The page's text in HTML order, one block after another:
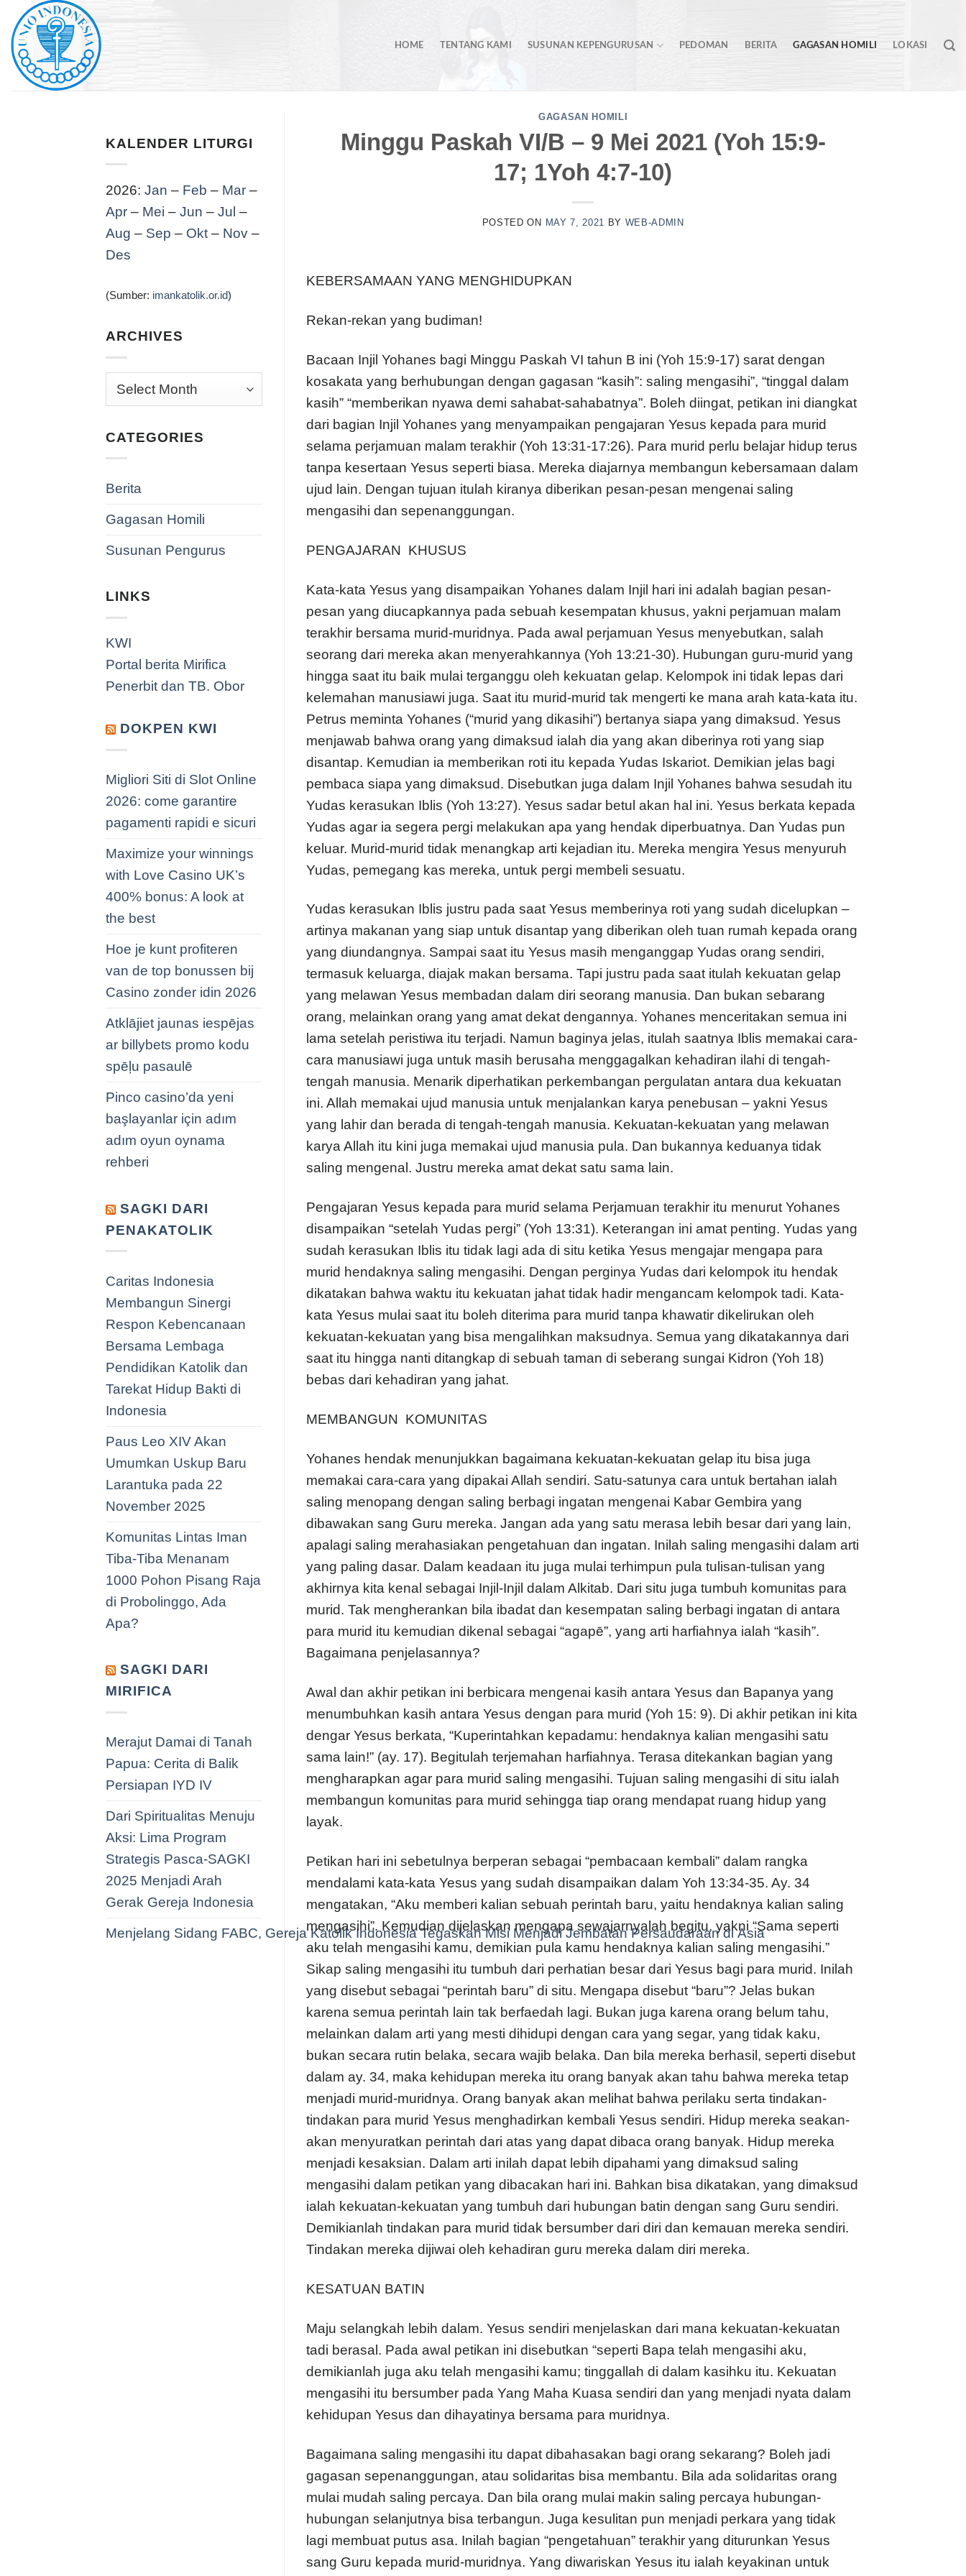
Skip
content
HOME TENTANG KAMI SUSUNAN KEPENGURUSAN PEDOMAN BERITA GAGASAN HOMILI LOKASI
KALENDER LITURGI
2026: Jan – Feb – Mar –
Apr – Mei – Jun – Jul –
Aug – Sep – Okt – Nov –
Des
(Sumber: imankatolik.or.id)
ARCHIVES
Archives
CATEGORIES
Berita
Gagasan Homili
Susunan Pengurus
LINKS
KWI
Portal berita Mirifica
Penerbit dan TB. Obor
DOKPEN KWI
Migliori Siti di Slot Online
2026: come garantire
pagamenti rapidi e sicuri
Maximize your winnings
with Love Casino UK’s
400% bonus: A look at
the best
Hoe je kunt profiteren
van de top bonussen bij
Casino zonder idin 2026
Atklājiet jaunas iespējas
ar billybets promo kodu
spēļu pasaulē
Pinco casino’da yeni
başlayanlar için adım
adım oyun oynama
rehberi
SAGKI DARI
PENAKATOLIK
Caritas Indonesia
Membangun Sinergi
Respon Kebencanaan
Bersama Lembaga
Pendidikan Katolik dan
Tarekat Hidup Bakti di
Indonesia
Paus Leo XIV Akan
Umumkan Uskup Baru
Larantuka pada 22
November 2025
Komunitas Lintas Iman
Tiba-Tiba Menanam
1000 Pohon Pisang Raja
di Probolinggo, Ada
Apa?
SAGKI DARI
MIRIFICA
Merajut Damai di Tanah
Papua: Cerita di Balik
Persiapan IYD IV
Dari Spiritualitas Menuju
Aksi: Lima Program
Strategis Pasca-SAGKI
2025 Menjadi Arah
Gerak Gereja Indonesia
Menjelang Sidang FABC, Gereja Katolik Indonesia Tegaskan Misi Menjadi Jembatan Persaudaraan di Asia
GAGASAN HOMILI
Minggu Paskah VI/B – 9 Mei 2021 (Yoh 15:9-
17; 1Yoh 4:7-10)
POSTED ON MAY 7, 2021 BY WEB-ADMIN
KEBERSAMAAN YANG MENGHIDUPKAN
Rekan-rekan yang budiman!
Bacaan Injil Yohanes bagi Minggu Paskah VI tahun B ini (Yoh 15:9-17) sarat dengan
kosakata yang berhubungan dengan gagasan “kasih”: saling mengasihi”, “tinggal dalam
kasih” “memberikan nyawa demi sahabat-sahabatnya”. Boleh diingat, petikan ini diangkat
dari bagian Injil Yohanes yang menyampaikan pengajaran Yesus kepada para murid
selama perjamuan malam terakhir (Yoh 13:31-17:26). Para murid perlu belajar hidup terus
tanpa kesertaan Yesus seperti biasa. Mereka diajarnya membangun kebersamaan dalam
ujud lain. Dengan tujuan itulah kiranya diberikan pesan-pesan mengenai saling
mengasihi dan sepenanggungan.
PENGAJARAN KHUSUS
Kata-kata Yesus yang disampaikan Yohanes dalam Injil hari ini adalah bagian pesan-
pesan yang diucapkannya pada sebuah kesempatan khusus, yakni perjamuan malam
terakhir bersama murid-muridnya. Pada awal perjamuan Yesus menyebutkan, salah
seorang dari mereka akan menyerahkannya (Yoh 13:21-30). Hubungan guru-murid yang
hingga saat itu baik mulai terganggu oleh kekuatan gelap. Kelompok ini tidak lepas dari
kelemahan manusiawi juga. Saat itu murid-murid tak mengerti ke mana arah kata-kata itu.
Petrus meminta Yohanes (“murid yang dikasihi”) bertanya siapa yang dimaksud. Yesus
menjawab bahwa orang yang dimaksud ialah dia yang akan diberinya roti yang siap
disantap. Kemudian ia memberikan roti itu kepada Yudas Iskariot. Demikian jelas bagi
pembaca siapa yang dimaksud. Disebutkan juga dalam Injil Yohanes bahwa sesudah itu
Yudas kerasukan Iblis (Yoh 13:27). Yesus sadar betul akan hal ini. Yesus berkata kepada
Yudas agar ia segera pergi melakukan apa yang hendak diperbuatnya. Dan Yudas pun
keluar. Murid-murid tidak menangkap arti kejadian itu. Mereka mengira Yesus menyuruh
Yudas, pemegang kas mereka, untuk pergi membeli sesuatu.
Yudas kerasukan Iblis justru pada saat Yesus memberinya roti yang sudah dicelupkan –
artinya makanan yang siap untuk disantap yang diberikan oleh tuan rumah kepada orang
yang diundangnya. Sampai saat itu Yesus masih menganggap Yudas orang sendiri,
termasuk keluarga, diajak makan bersama. Tapi justru pada saat itulah kekuatan gelap
yang melawan Yesus membadan dalam diri seorang manusia. Dan bukan sebarang
orang, melainkan orang yang amat dekat dengannya. Yohanes menceritakan semua ini
lama setelah peristiwa itu terjadi. Namun baginya jelas, itulah saatnya Iblis memakai cara-
cara manusiawi juga untuk masih berusaha menggagalkan kehadiran ilahi di tengah-
tengah manusia. Menarik diperhatikan perkembangan pergulatan antara dua kekuatan
ini. Allah memakai ujud manusia untuk menjalankan karya penebusan – yakni Yesus
yang lahir dan berada di tengah-tengah manusia. Kekuatan-kekuatan yang melawan
karya Allah itu kini juga memakai ujud manusia pula. Dan bukannya keduanya tidak
saling mengenal. Justru mereka amat dekat satu sama lain.
Pengajaran Yesus kepada para murid selama Perjamuan terakhir itu menurut Yohanes
disampaikan “setelah Yudas pergi” (Yoh 13:31). Keterangan ini amat penting. Yudas yang
sudah kerasukan Iblis itu tidak lagi ada di situ ketika Yesus mengajar mengapa para
murid hendaknya saling mengasihi. Dengan perginya Yudas dari kelompok itu hendak
dikatakan bahwa waktu itu kekuatan jahat tidak hadir mengancam kelompok tadi. Kata-
kata Yesus mulai saat itu boleh diterima para murid tanpa khawatir dikelirukan oleh
kekuatan-kekuatan yang bisa mengalihkan maksudnya. Semua yang dikatakannya dari
saat itu hingga nanti ditangkap di sebuah taman di seberang sungai Kidron (Yoh 18)
bebas dari kehadiran yang jahat.
MEMBANGUN KOMUNITAS
Yohanes hendak menunjukkan bagaimana kekuatan-kekuatan gelap itu bisa juga
memakai cara-cara yang dipakai Allah sendiri. Satu-satunya cara untuk bertahan ialah
saling menopang dengan saling berbagi ingatan mengenai Kabar Gembira yang
dibawakan sang Guru mereka. Jangan ada yang satu merasa lebih besar dari yang lain,
apalagi saling merahasiakan pengetahuan dan ingatan. Inilah saling mengasihi dalam arti
yang paling dasar. Dalam keadaan itu juga mulai terhimpun pula tulisan-tulisan yang
akhirnya kita kenal sebagai Injil-Injil dalam Alkitab. Dari situ juga tumbuh komunitas para
murid. Tak mengherankan bila ibadat dan kesempatan saling berbagi ingatan di antara
para murid itu kemudian dikenal sebagai “agapē”, yang arti harfiahnya ialah “kasih”.
Bagaimana penjelasannya?
Awal dan akhir petikan ini berbicara mengenai kasih antara Yesus dan Bapanya yang
menumbuhkan kasih antara Yesus dengan para murid (Yoh 15: 9). Di akhir petikan ini kita
dengar Yesus berkata, “Kuperintahkan kepadamu: hendaknya kalian mengasihi satu
sama lain!” (ay. 17). Begitulah terjemahan harfiahnya. Terasa ditekankan bagian yang
mengharapkan agar para murid saling mengasihi. Tujuan saling mengasihi di situ ialah
membangun komunitas para murid sehingga tiap orang mendapat ruang hidup yang
layak.
Petikan hari ini sebetulnya berperan sebagai “pembacaan kembali” dalam rangka
mendalami kata-kata Yesus yang sudah disampaikan dalam Yoh 13:34-35. Ay. 34
mengatakan, “Aku memberi kalian sebuah perintah baru, yaitu hendaknya kalian saling
mengasihi”. Kemudian dijelaskan mengapa sewajarnyalah begitu, yakni “Sama seperti
aku telah mengasihi kamu, demikian pula kamu hendaknya kalian saling mengasihi.”
Sikap saling mengasihi itu tumbuh dari perhatian besar dari Yesus bagi para murid. Inilah
yang disebut sebagai “perintah baru” di situ. Mengapa disebut “baru”? Jelas bukan
karena semua perintah lain tak berfaedah lagi. Bukan juga karena orang belum tahu,
melainkan dalam arti yang mesti dihidupi dengan cara yang segar, yang tidak kaku,
bukan secara rutin belaka, secara wajib belaka. Dan bila mereka berhasil, seperti disebut
dalam ay. 34, maka kehidupan mereka itu orang banyak akan tahu bahwa mereka tetap
menjadi murid-muridnya. Orang banyak akan melihat bahwa perilaku serta tindakan-
tindakan para murid Yesus menghadirkan kembali Yesus sendiri. Hidup mereka seakan-
akan menyuratkan perintah dari atas yang dapat dibaca orang banyak. Hidup mereka
menjadi kesaksian. Dalam arti inilah dapat lebih dipahami yang dimaksud saling
mengasihi dalam petikan yang dibacakan hari ini. Bahkan bisa dikatakan, yang dimaksud
ialah kekuatan-kekuatan yang tumbuh dari hubungan batin dengan sang Guru sendiri.
Demikianlah tindakan para murid tidak bersumber dari diri dan kemauan mereka sendiri.
Tindakan mereka dijiwai oleh kehadiran guru mereka dalam diri mereka.
KESATUAN BATIN
Maju selangkah lebih dalam. Yesus sendiri menjelaskan dari mana kekuatan-kekuatan
tadi berasal. Pada awal petikan ini disebutkan “seperti Bapa telah mengasihi aku,
demikianlah juga aku telah mengasihi kamu; tinggallah di dalam kasihku itu. Kekuatan
mengasihi itu bersumber pada Yang Maha Kuasa sendiri dan yang menjadi nyata dalam
kehidupan Yesus dan dihayatinya bersama para muridnya.
Bagaimana saling mengasihi itu dapat dibahasakan bagi orang sekarang? Boleh jadi
gagasan sepenanggungan, atau solidaritas bisa membantu. Bila ada solidaritas orang
mulai mudah saling percaya. Dan bila orang mulai makin saling percaya hubungan-
hubungan selanjutnya bisa terbangun. Juga kesulitan pun menjadi perkara yang tidak
lagi membuat putus asa. Inilah bagian “pengetahuan” terakhir yang diturunkan Yesus
sang Guru kepada murid-muridnya. Yang diwariskan Yesus itu ialah keyakinan untuk